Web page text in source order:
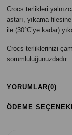
Crocs terlikleri
astarı, yıkama
ile (30°C’ye kadar)
Crocs terliklerinizi
sorumluluğunuzdadır.
YORUMLAR(0)
ÖDEME